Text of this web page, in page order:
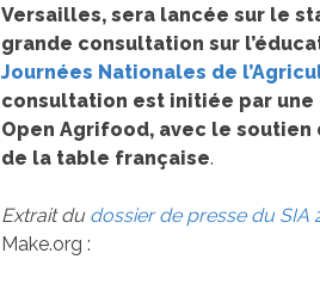
Versailles, sera lancée sur le
grande consultation sur
Journées Nationales de
consultation est initiée par
Open Agrifood, avec le
de la table française.
Extrait du dossier de presse du SIA
Make.org :